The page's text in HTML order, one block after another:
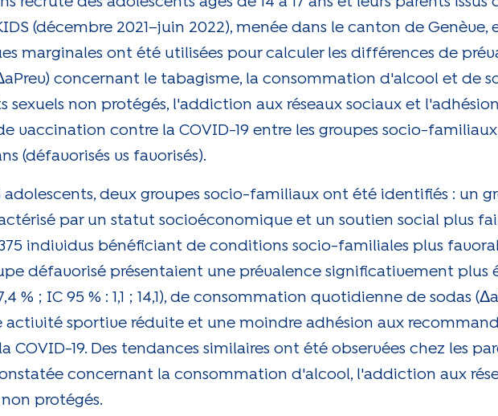
(décembre 2021–juin 2022), menée dans le canton de Genève,
marginales ont été utilisées pour calculer les différences de
concernant le tabagisme, la consommation d'alcool et de
sexuels non protégés, l'addiction aux réseaux sociaux et
vaccination contre la COVID-19 entre les groupes socio-
(défavorisés vs favorisés).
adolescents, deux groupes socio-familiaux ont été identifiés : un
par un statut socioéconomique et un soutien social plus
individus bénéficiant de conditions socio-familiales plus
défavorisé présentaient une prévalence significativement plus
% ; IC 95 % : 1,1 ; 14,1), de consommation quotidienne de sodas
activité sportive réduite et une moindre adhésion aux
COVID-19. Des tendances similaires ont été observées chez les
concernant la consommation d'alcool, l'addiction aux
protégés.